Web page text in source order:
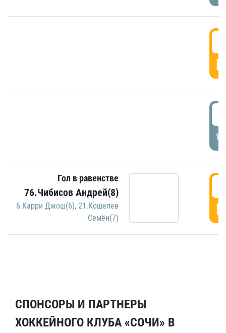
Гол в равенстве
76.Чибисов Андрей(8)
6.Карри Джош(6), 21.Кошелев
Семён(7)
СПОНСОРЫ И ПАРТНЕРЫ
ХОККЕЙНОГО КЛУБА «СОЧИ» В